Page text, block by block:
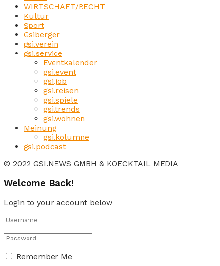
WIRTSCHAFT/RECHT
Kultur
Sport
Gsiberger
gsi.verein
gsi.service
Eventkalender
gsi.event
gsi.job
gsi.reisen
gsi.spiele
gsi.trends
gsi.wohnen
Meinung
gsi.kolumne
gsi.podcast
© 2022 GSI.NEWS GMBH & KOECKTAIL MEDIA
Welcome Back!
Login to your account below
Remember Me